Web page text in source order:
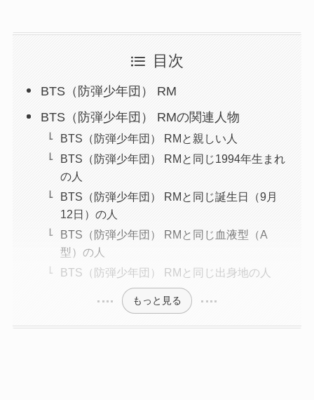
目次
BTS（防弾少年団） RM
BTS（防弾少年団） RMの関連人物
BTS（防弾少年団） RMと親しい人
BTS（防弾少年団） RMと同じ1994年生まれ
の人
BTS（防弾少年団） RMと同じ誕生日（9月
12日）の人
BTS（防弾少年団） RMと同じ血液型（A
型）の人
BTS（防弾少年団） RMと同じ出身地の人
もっと見る